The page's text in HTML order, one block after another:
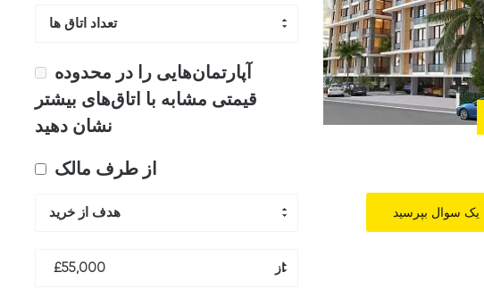
تعداد اتاق ها
قیمتی مشابه با اتاق‌های بیشتر
نشان دهید
از طرف مالک
هدف از خرید
£55,000
یک سوال بپرسید